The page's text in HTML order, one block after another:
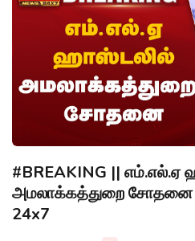
#BREAKING || எம்.எல்.ஏ
அமலாக்கத்துறை சோதனை
24x7